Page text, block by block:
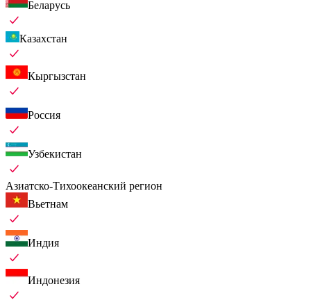
Беларусь
Казахстан
Кыргызстан
Россия
Узбекистан
Азиатско-Тихоокеанский регион
Вьетнам
Индия
Индонезия